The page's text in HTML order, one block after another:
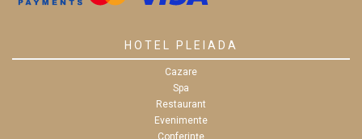
HOTEL PLEIADA
Cazare
Spa
Restaurant
Evenimente
Conferințe